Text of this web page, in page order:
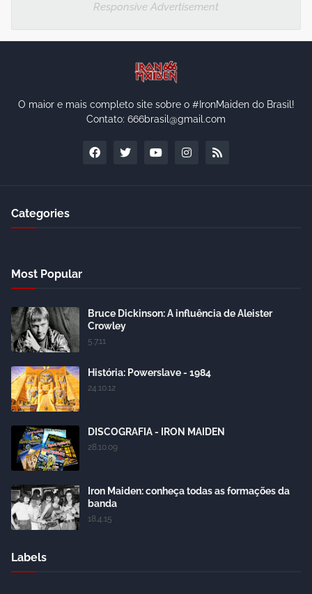
Responsive Advertisement
O maior e mais completo site sobre o #IronMaiden do Brasil!
Contato: 666brasil@gmail.com
Categories
Most Popular
Bruce Dickinson: A influência de Aleister
Crowley
5.7.11
História: Powerslave - 1984
24.10.12
DISCOGRAFIA - IRON MAIDEN
28.10.09
Iron Maiden: conheça todas as formações da
banda
18.4.15
Labels